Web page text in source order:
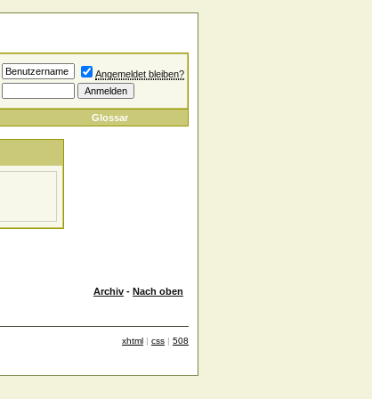
Angemeldet bleiben?
Glossar
Archiv - Nach oben
xhtml | css | 508